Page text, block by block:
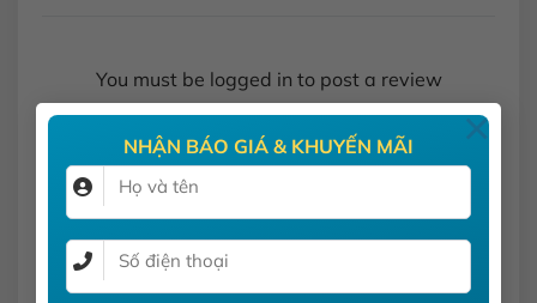
NHẬN BÁO GIÁ & KHUYẾN MÃI ×
You must be logged in to post a review
Log In
SẢN PHẨM TƯƠNG TỰ